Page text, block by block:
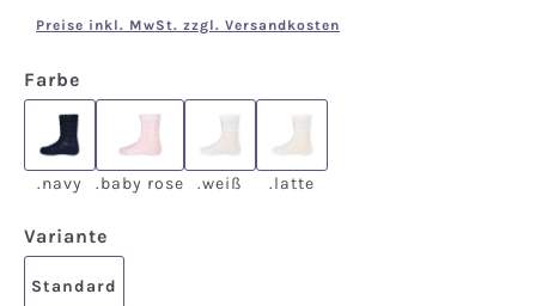
Preise inkl. MwSt. zzgl. Versandkosten
Farbe
.navy
.navy
.baby rose
.baby rose
.weiß
.weiß
.latte
.latte
Variante
Standard